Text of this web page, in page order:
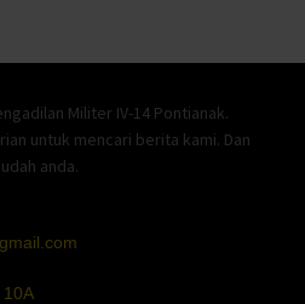
Militer IV-14 Pontianak.
untuk mencari berita kami. Dan
anda.
10A